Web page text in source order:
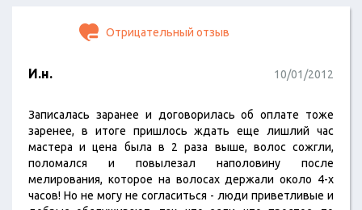
Отрицательный отзыв
И.н. 10/01/2012
Записалась заранее и договорилась об оплате тоже
заренее, в итоге пришлось ждать еще лишлий час
мастера и цена была в 2 раза выше, волос сожгли,
поломался и повылезал наполовину после
мелирования, которое на волосах держали около 4-х
часов! Но не могу не согласиться - люди приветливые и